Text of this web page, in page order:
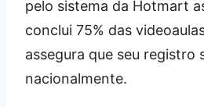
pelo sistema da Hotmart
conclui 75% das
assegura que seu registro
nacionalmente.